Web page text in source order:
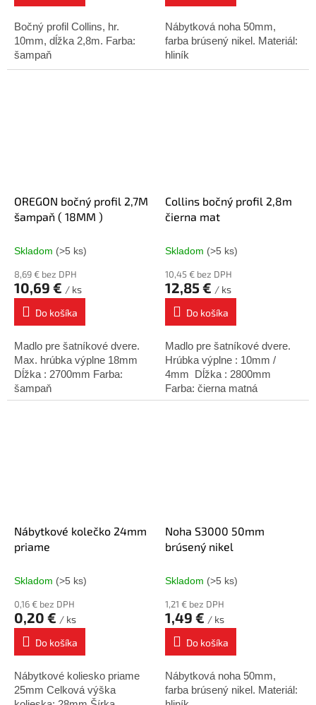
Bočný profil Collins, hr.
10mm, dĺžka 2,8m. Farba:
šampaň
Nábytková noha 50mm,
farba brúsený nikel. Materiál:
hliník
OREGON bočný profil 2,7M
šampaň ( 18MM )
Skladom (>5 ks)
8,69 € bez DPH
10,69 € / ks
Do košíka
Madlo pre šatníkové dvere.
Max. hrúbka výplne 18mm
Dĺžka : 2700mm Farba:
šampaň
Collins bočný profil 2,8m
čierna mat
Skladom (>5 ks)
10,45 € bez DPH
12,85 € / ks
Do košíka
Madlo pre šatníkové dvere.
Hrúbka výplne : 10mm /
4mm Dĺžka : 2800mm
Farba: čierna matná
Nábytkové kolečko 24mm
priame
Skladom (>5 ks)
0,16 € bez DPH
0,20 € / ks
Do košíka
Nábytkové koliesko priame
25mm Celková výška
Noha S3000 50mm
brúsený nikel
Skladom (>5 ks)
1,21 € bez DPH
1,49 € / ks
Do košíka
Nábytková noha 50mm,
farba brúsený nikel. Materiál: